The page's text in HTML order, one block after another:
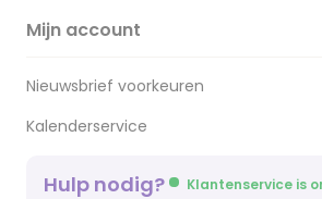
Mijn account
Nieuwsbrief voorkeuren
Kalenderservice
Hulp nodig? Klantenservice is